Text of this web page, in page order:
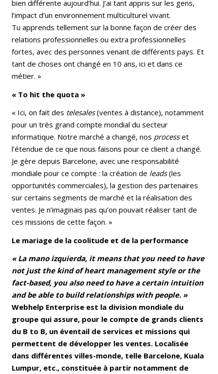
bien différente aujourd’hui. J’ai tant appris sur les gens,
l’impact d’un environnement multiculturel vivant.
Tu apprends tellement sur la bonne façon de créer des
relations professionnelles ou extra professionnelles
fortes, avec des personnes venant de différents pays. Et
tant de choses ont changé en 10 ans, ici et dans ce
métier. »
« To hit the quota »
« Ici, on fait des telesales(ventes à distance), notamment
pour un très grand compte mondial du secteur
informatique. Notre marché a changé, nos processet
l’étendue de ce que nous faisons pour ce client a changé.
Je gère depuis Barcelone, avec une responsabilité
mondiale pour ce compte : la création de leads(les
opportunités commerciales), la gestion des partenaires
sur certains segments de marché et la réalisation des
ventes. Je n’imaginais pas qu’on pouvait réaliser tant de
ces missions de cette façon. »
Le mariage de la coolitude et de la performance
« La mano izquierda, it means that you need to have
not just the kind of heart management style or the
fact-based, you also need to have a certain intuition
and be able to build relationships with people. »
Webhelp Enterprise est la division mondiale du
groupe qui assure, pour le compte de grands clients
du B to B, un éventail de services et missions qui
permettent de développer les ventes. Localisée
dans différentes villes-monde, telle Barcelone, Kuala
Lumpur, etc., constituée à partir notamment de